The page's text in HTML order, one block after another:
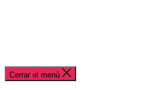
Cerrar el menú